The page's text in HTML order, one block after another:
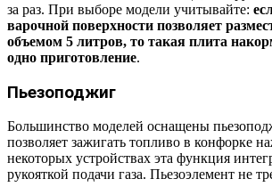
за раз. При выборе модели учитывайте:
варочной поверхности позволяет
объемом 5 литров, то такая плита
одно приготовление.
Пьезоподжиг
Большинство моделей оснащены
позволяет зажигать топливо в конфорке
некоторых устройствах эта функция
рукояткой подачи газа. Пьезоэлемент не